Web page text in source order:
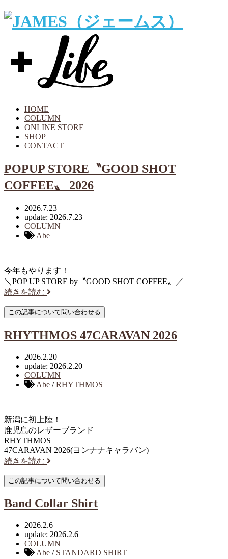
HOME
COLUMN
ONLINE STORE
SHOP
CONTACT
POPUP STORE〝GOOD SHOT
COFFEE〟 2026
2026.7.23
update: 2026.7.23
COLUMN
Abe
今年もやります！
＼POP UP STORE by〝GOOD SHOT COFFEE〟／
続きを読む
RHYTHMOS 47CARAVAN 2026
2026.2.20
update: 2026.2.20
COLUMN
Abe /RHYTHMOS
新潟に初上陸！
鹿児島のレザーブランド
RHYTHMOS
47CARAVAN 2026(ヨンナナキャラバン)
続きを読む
Band Collar Shirt
2026.2.6
update: 2026.2.6
COLUMN
Abe / STANDARD SHIRT